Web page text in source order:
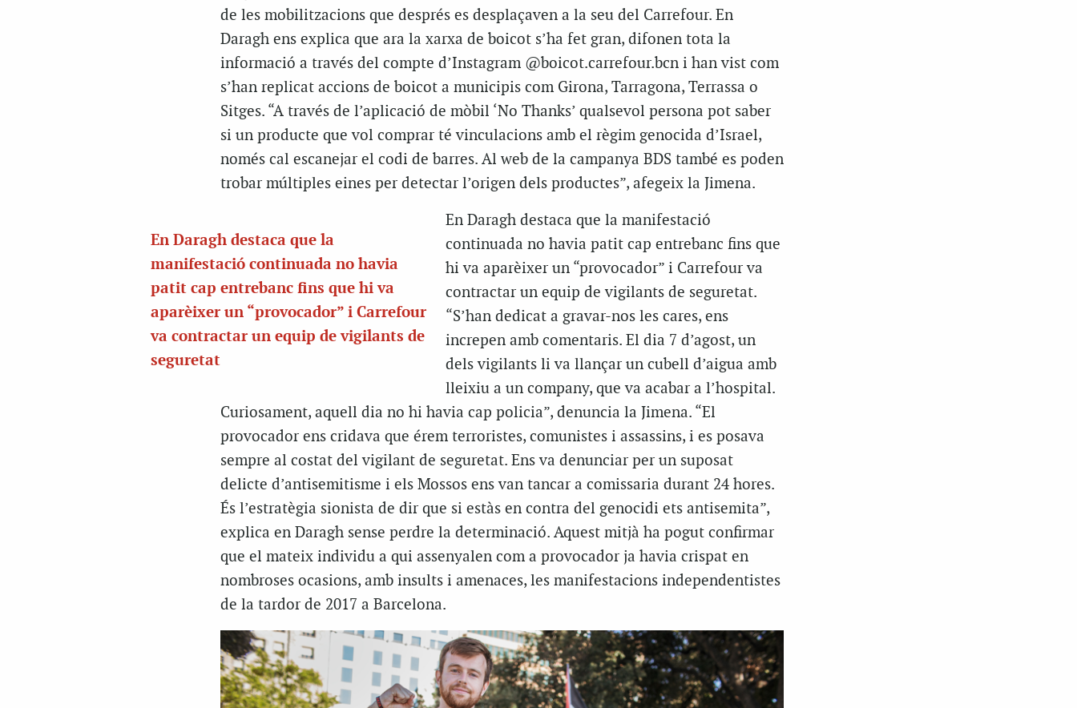
de les mobilitzacions que després es desplaçaven a la seu del Carrefour. En
Daragh ens explica que ara la xarxa de boicot s’ha fet gran, difonen tota la
informació a través del compte d’Instagram @boicot.carrefour.bcn i han vist com
s’han replicat accions de boicot a municipis com Girona, Tarragona, Terrassa o
Sitges. “A través de l’aplicació de mòbil ‘No Thanks’ qualsevol persona pot saber
si un producte que vol comprar té vinculacions amb el règim genocida d’Israel,
només cal escanejar el codi de barres. Al web de la campanya BDS també es poden
trobar múltiples eines per detectar l’origen dels productes”, afegeix la Jimena.
En Daragh destaca que la
manifestació continuada no havia
patit cap entrebanc fins que hi va
aparèixer un “provocador” i Carrefour
va contractar un equip de vigilants de
seguretat
En Daragh destaca que la manifestació
continuada no havia patit cap entrebanc fins que
hi va aparèixer un “provocador” i Carrefour va
contractar un equip de vigilants de seguretat.
“S’han dedicat a gravar-nos les cares, ens
increpen amb comentaris. El dia 7 d’agost, un
dels vigilants li va llançar un cubell d’aigua amb
lleixiu a un company, que va acabar a l’hospital.
Curiosament, aquell dia no hi havia cap policia”, denuncia la Jimena. “El
provocador ens cridava que érem terroristes, comunistes i assassins, i es posava
sempre al costat del vigilant de seguretat. Ens va denunciar per un suposat
delicte d’antisemitisme i els Mossos ens van tancar a comissaria durant 24 hores.
És l’estratègia sionista de dir que si estàs en contra del genocidi ets antisemita”,
explica en Daragh sense perdre la determinació. Aquest mitjà ha pogut confirmar
que el mateix individu a qui assenyalen com a provocador ja havia crispat en
nombroses ocasions, amb insults i amenaces, les manifestacions independentistes
de la tardor de 2017 a Barcelona.